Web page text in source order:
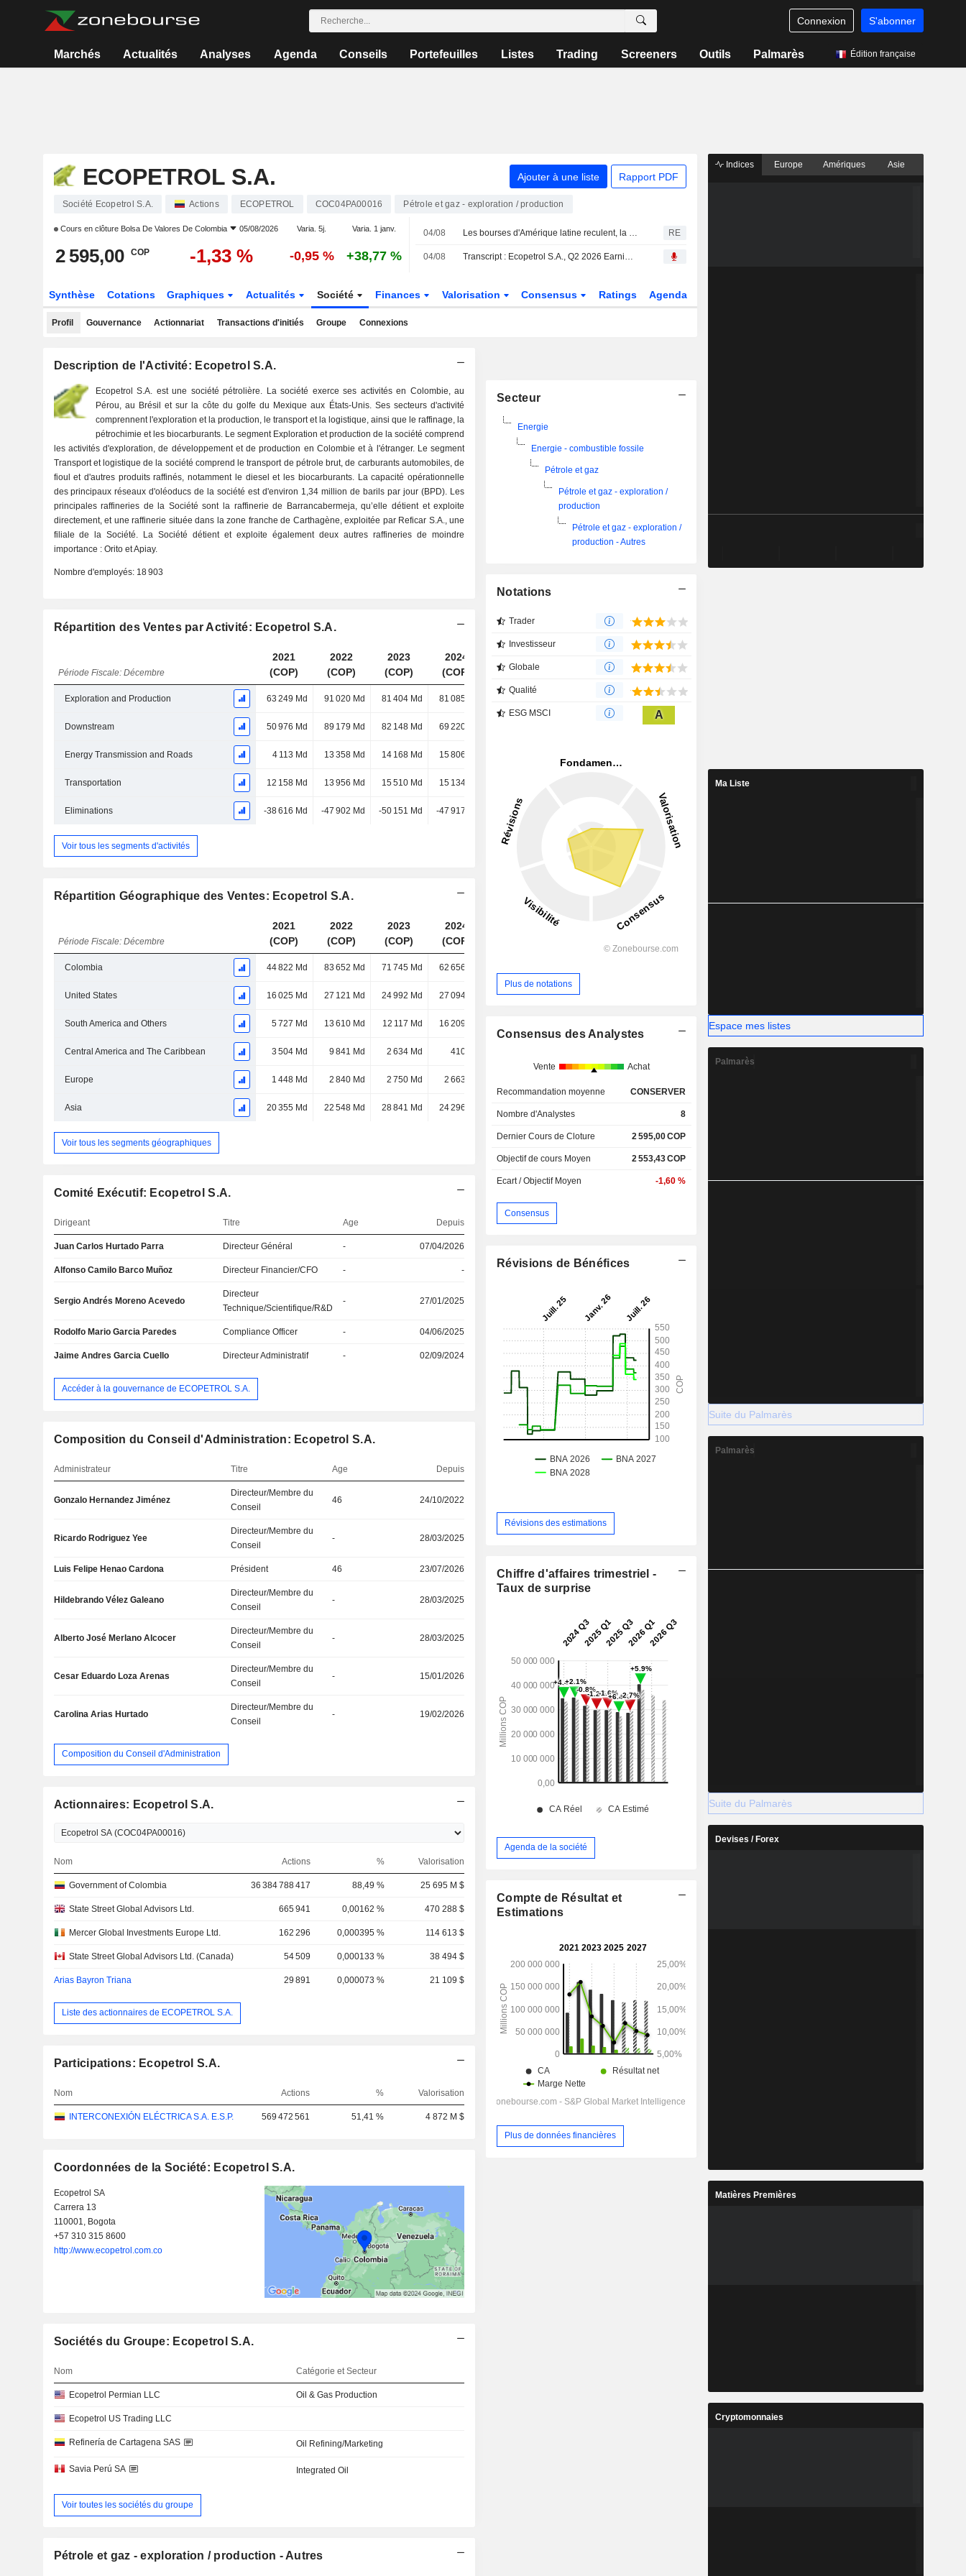
Connexion S'abonner
Marchés Actualités Analyses Agenda Conseils Portefeuilles Listes Trading Screeners Outils Palmarès Édition française
ECOPETROL S.A. Ajouter à une liste Rapport PDF
Société Ecopetrol S.A. Actions ECOPETROL COC04PA00016 Pétrole et gaz - exploration / production
Cours en clôture Bolsa De Valores De Colombia 05/08/2026 Varia. 5j. Varia. 1 janv.
2 595,00 COP -1,33 % -0,95 % +38,77 %
04/08 Les bourses d'Amérique latine reculent, la chute du pétrole éclipsant la hausse des métaux RE
04/08 Transcript : Ecopetrol S.A., Q2 2026 Earnings Call, Aug 04, 2026
Synthèse Cotations Graphiques Actualités Société Finances Valorisation Consensus Ratings Agenda
Profil Gouvernance Actionnariat Transactions d'initiés Groupe Connexions
Description de l'Activité: Ecopetrol S.A.
Ecopetrol S.A. est une société pétrolière. La société exerce ses activités en Colombie, au
Pérou, au Brésil et sur la côte du golfe du Mexique aux États-Unis. Ses secteurs d'activité
comprennent l'exploration et la production, le transport et la logistique, ainsi que le raffinage, la
pétrochimie et les biocarburants. Le segment Exploration et production de la société comprend
les activités d'exploration, de développement et de production en Colombie et à l'étranger. Le segment
Transport et logistique de la société comprend le transport de pétrole brut, de carburants automobiles, de
fioul et d'autres produits raffinés, notamment le diesel et les biocarburants. La capacité opérationnelle
des principaux réseaux d'oléoducs de la société est d'environ 1,34 million de barils par jour (BPD). Les
principales raffineries de la Société sont la raffinerie de Barrancabermeja, qu’elle détient et exploite
directement, et une raffinerie située dans la zone franche de Carthagène, exploitée par Reficar S.A., une
filiale de la Société. La Société détient et exploite également deux autres raffineries de moindre
importance : Orito et Apiay.
Nombre d'employés: 18 903
Répartition des Ventes par Activité: Ecopetrol S.A.
Période Fiscale: Décembre
2021
(COP)
2022
(COP)
2023
(COP)
2024
(COP)
(COP)
Exploration and Production 63 249 Md 91 020 Md 81 404 Md 81 085 Md
Downstream 50 976 Md 89 179 Md 82 148 Md 69 220 Md
Energy Transmission and Roads 4 113 Md 13 358 Md 14 168 Md 15 806 Md
Transportation 12 158 Md 13 956 Md 15 510 Md 15 134 Md
Eliminations -38 616 Md -47 902 Md -50 151 Md -47 917 Md -47 427 Md
Voir tous les segments d'activités
Répartition Géographique des Ventes: Ecopetrol S.A.
Période Fiscale: Décembre
2021
(COP)
2022
(COP)
2023
(COP)
2024
(COP)
Colombia 44 822 Md 83 652 Md 71 745 Md 62 656 Md
United States 16 025 Md 27 121 Md 24 992 Md 27 094 Md 42 627 Md
South America and Others 5 727 Md 13 610 Md 12 117 Md 16 209 Md
Central America and The Caribbean 3 504 Md 9 841 Md 2 634 Md 410 Md
Europe 1 448 Md 2 840 Md 2 750 Md 2 663 Md
Asia 20 355 Md 22 548 Md 28 841 Md 24 296 Md
Voir tous les segments géographiques
Comité Exécutif: Ecopetrol S.A.
Dirigeant Titre Age Depuis
Juan Carlos Hurtado Parra Directeur Général - 07/04/2026
Alfonso Camilo Barco Muñoz Directeur Financier/CFO - -
Sergio Andrés Moreno Acevedo
Directeur
Technique/Scientifique/R&D
- 27/01/2025
Rodolfo Mario Garcia Paredes Compliance Officer - 04/06/2025
Jaime Andres Garcia Cuello Directeur Administratif - 02/09/2024
Accéder à la gouvernance de ECOPETROL S.A.
Composition du Conseil d'Administration: Ecopetrol S.A.
Administrateur Titre Age Depuis
Gonzalo Hernandez Jiménez
Directeur/Membre du
Conseil
46 24/10/2022
Ricardo Rodriguez Yee
Directeur/Membre du
Conseil
- 28/03/2025
Luis Felipe Henao Cardona Président 46 23/07/2026
Hildebrando Vélez Galeano
Directeur/Membre du
Conseil
- 28/03/2025
Alberto José Merlano Alcocer
Directeur/Membre du
Conseil
- 28/03/2025
Cesar Eduardo Loza Arenas
Directeur/Membre du
Conseil
- 15/01/2026
Carolina Arias Hurtado
Directeur/Membre du
Conseil
- 19/02/2026
Composition du Conseil d'Administration
Actionnaires: Ecopetrol S.A.
Nom Actions % Valorisation
Government of Colombia 36 384 788 417 88,49 % 25 695 M $
State Street Global Advisors Ltd. 665 941 0,00162 % 470 288 $
Mercer Global Investments Europe Ltd. 162 296 0,000395 % 114 613 $
State Street Global Advisors Ltd. (Canada) 54 509 0,000133 % 38 494 $
Arias Bayron Triana 29 891 0,000073 % 21 109 $
Liste des actionnaires de ECOPETROL S.A.
Participations: Ecopetrol S.A.
Nom Actions % Valorisation
INTERCONEXIÓN ELÉCTRICA S.A. E.S.P. 569 472 561 51,41 % 4 872 M $
Coordonnées de la Société: Ecopetrol S.A.
Ecopetrol SA
Carrera 13
110001, Bogota
+57 310 315 8600
http://www.ecopetrol.com.co
Sociétés du Groupe: Ecopetrol S.A.
Nom Catégorie et Secteur
Ecopetrol Permian LLC Oil & Gas Production
Ecopetrol US Trading LLC
Refinería de Cartagena SAS Oil Refining/Marketing
Savia Perú SA Integrated Oil
Voir toutes les sociétés du groupe
Pétrole et gaz - exploration / production - Autres
Secteur
Energie
Energie - combustible fossile
Pétrole et gaz
Pétrole et gaz - exploration /
production
Pétrole et gaz - exploration /
production - Autres
Notations
Trader
Investisseur
Globale
Qualité
ESG MSCI A
Plus de notations
Consensus des Analystes
Vente Achat
Recommandation moyenne CONSERVER
Nombre d'Analystes 8
Dernier Cours de Cloture 2 595,00COP
Objectif de cours Moyen 2 553,43COP
Ecart / Objectif Moyen -1,60 %
Consensus
Révisions de Bénéfices
Révisions des estimations
Chiffre d'affaires trimestriel -
Taux de surprise
Agenda de la société
Compte de Résultat et
Estimations
Plus de données financières
Indices Europe Amériques Asie
Ma Liste
Espace mes listes
Palmarès
Suite du Palmarès
Palmarès
Suite du Palmarès
Devises / Forex
Matières Premières
Cryptomonnaies